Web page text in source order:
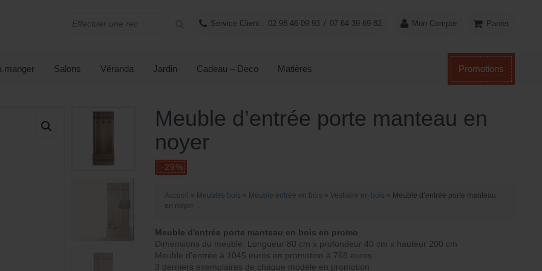
Service Client : 02 98 46 09 93 / 07 64 39 69 82 Mon Compte Panier
manger Salons Véranda Jardin Cadeau – Deco Matières Promotions
Meuble d’entrée porte manteau en
noyer
Accueil » Meubles bois » Meuble entrée en bois »Vestiaire en bois » Meuble d’entrée porte manteau
en noyer
Meuble d'entrée porte manteau en bois en promo
Dimensions du meuble: Longueur 80 cm x profondeur 40 cm x hauteur 200 cm
Meuble d'entrée à 1045 euros en promotion à 768 euros
3 derniers exemplaires de chaque modèle en promotion
L
p
ri
x
i
n
it
i
a
L
e
p
ri
x
c
t